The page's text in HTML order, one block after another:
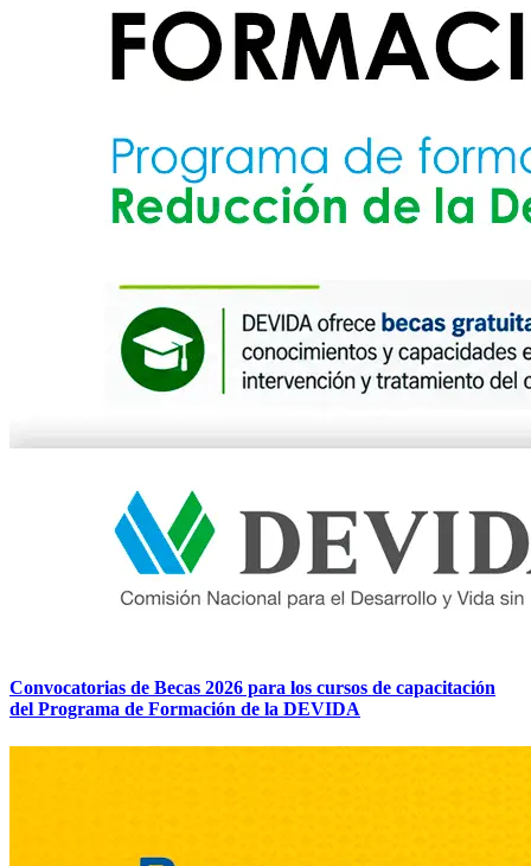
Convocatorias de Becas 2026 para los cursos de capacitación
del Programa de Formación de la DEVIDA